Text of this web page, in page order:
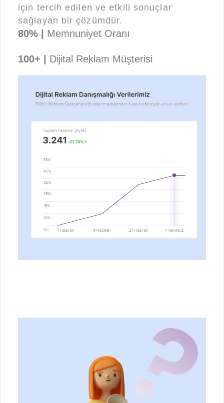
için tercih edilen ve etkili sonuçlar
sağlayan bir çözümdür.
80% | Memnuniyet Oranı
100+ | Dijital Reklam Müşterisi